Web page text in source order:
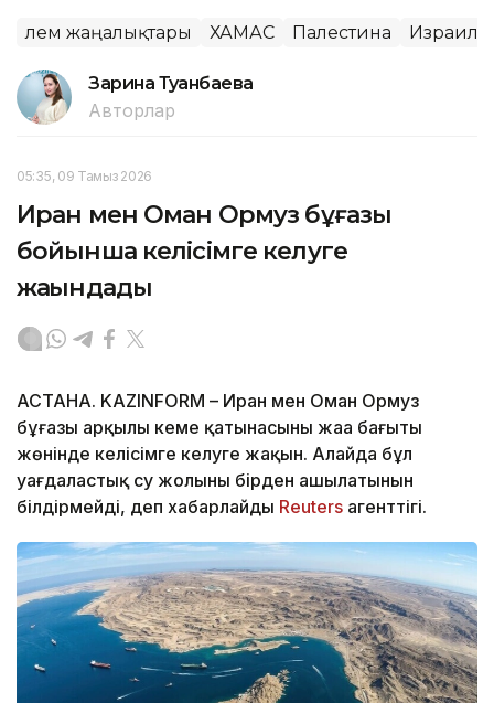
Әлем жаңалықтары ХАМАС Палестина Израиль
Зарина Туғанбаева
Авторлар
05:35, 09 Тамыз 2026
Иран мен Оман Ормуз бұғазы
бойынша келісімге келуге
жақындады
АСТАНА. KAZINFORM – Иран мен Оман Ормуз
бұғазы арқылы кеме қатынасының жаңа бағыты
жөнінде келісімге келуге жақын. Алайда бұл
уағдаластық су жолының бірден ашылатынын
білдірмейді, деп хабарлайды Reuters агенттігі.